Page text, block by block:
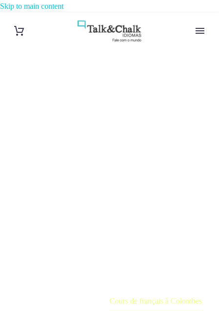
Skip to main content
Cours de français à Colombes